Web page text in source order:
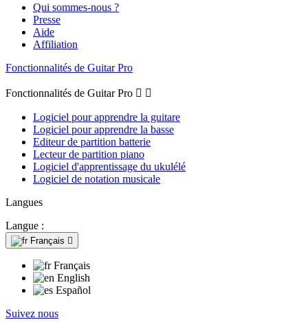
Qui sommes-nous ?
Presse
Aide
Affiliation
Fonctionnalités de Guitar Pro
Fonctionnalités de Guitar Pro  
Logiciel pour apprendre la guitare
Logiciel pour apprendre la basse
Editeur de partition batterie
Lecteur de partition piano
Logiciel d'apprentissage du ukulélé
Logiciel de notation musicale
Langues
Langue :
Français 
Français
English
Español
Suivez nous